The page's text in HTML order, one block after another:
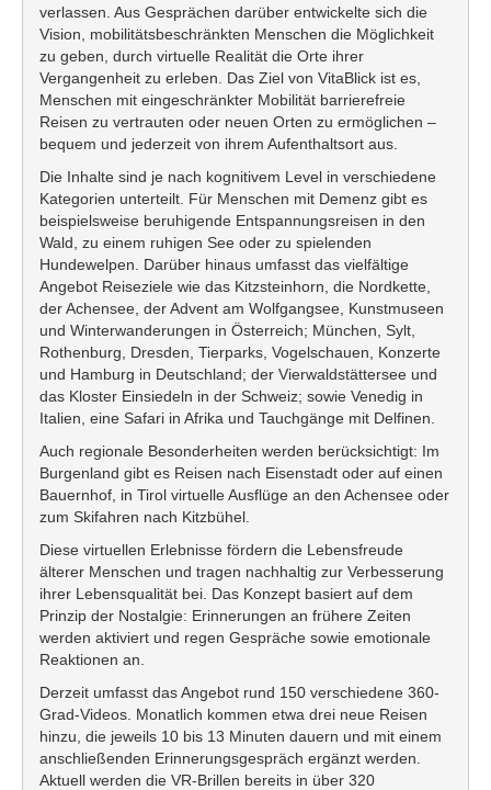
verlassen. Aus Gesprächen darüber entwickelte sich die
Vision, mobilitätsbeschränkten Menschen die Möglichkeit
zu geben, durch virtuelle Realität die Orte ihrer
Vergangenheit zu erleben. Das Ziel von VitaBlick ist es,
Menschen mit eingeschränkter Mobilität barrierefreie
Reisen zu vertrauten oder neuen Orten zu ermöglichen –
bequem und jederzeit von ihrem Aufenthaltsort aus.
Die Inhalte sind je nach kognitivem Level in verschiedene
Kategorien unterteilt. Für Menschen mit Demenz gibt es
beispielsweise beruhigende Entspannungsreisen in den
Wald, zu einem ruhigen See oder zu spielenden
Hundewelpen. Darüber hinaus umfasst das vielfältige
Angebot Reiseziele wie das Kitzsteinhorn, die Nordkette,
der Achensee, der Advent am Wolfgangsee, Kunstmuseen
und Winterwanderungen in Österreich; München, Sylt,
Rothenburg, Dresden, Tierparks, Vogelschauen, Konzerte
und Hamburg in Deutschland; der Vierwaldstättersee und
das Kloster Einsiedeln in der Schweiz; sowie Venedig in
Italien, eine Safari in Afrika und Tauchgänge mit Delfinen.
Auch regionale Besonderheiten werden berücksichtigt: Im
Burgenland gibt es Reisen nach Eisenstadt oder auf einen
Bauernhof, in Tirol virtuelle Ausflüge an den Achensee oder
zum Skifahren nach Kitzbühel.
Diese virtuellen Erlebnisse fördern die Lebensfreude
älterer Menschen und tragen nachhaltig zur Verbesserung
ihrer Lebensqualität bei. Das Konzept basiert auf dem
Prinzip der Nostalgie: Erinnerungen an frühere Zeiten
werden aktiviert und regen Gespräche sowie emotionale
Reaktionen an.
Derzeit umfasst das Angebot rund 150 verschiedene 360-
Grad-Videos. Monatlich kommen etwa drei neue Reisen
hinzu, die jeweils 10 bis 13 Minuten dauern und mit einem
anschließenden Erinnerungsgespräch ergänzt werden.
Aktuell werden die VR-Brillen bereits in über 320